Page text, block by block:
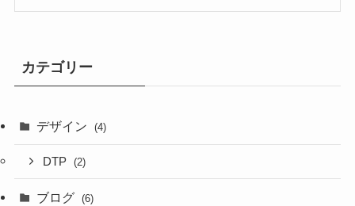
カテゴリー
デザイン (4)
DTP (2)
ブログ (6)